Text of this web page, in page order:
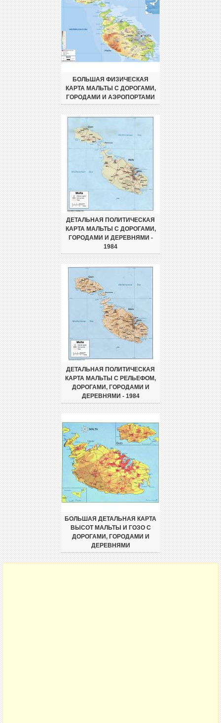
БОЛЬШАЯ ФИЗИЧЕСКАЯ
КАРТА МАЛЬТЫ С ДОРОГАМИ,
ГОРОДАМИ И АЭРОПОРТАМИ
ДЕТАЛЬНАЯ ПОЛИТИЧЕСКАЯ
КАРТА МАЛЬТЫ С ДОРОГАМИ,
ГОРОДАМИ И ДЕРЕВНЯМИ -
1984
ДЕТАЛЬНАЯ ПОЛИТИЧЕСКАЯ
КАРТА МАЛЬТЫ С РЕЛЬЕФОМ,
ДОРОГАМИ, ГОРОДАМИ И
ДЕРЕВНЯМИ - 1984
БОЛЬШАЯ ДЕТАЛЬНАЯ КАРТА
ВЫСОТ МАЛЬТЫ И ГОЗО С
ДОРОГАМИ, ГОРОДАМИ И
ДЕРЕВНЯМИ